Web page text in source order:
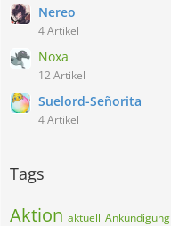
Nereo
4 Artikel
Noxa
12 Artikel
Suelord-Señorita
4 Artikel
Tags
Aktion aktuell Ankündigung